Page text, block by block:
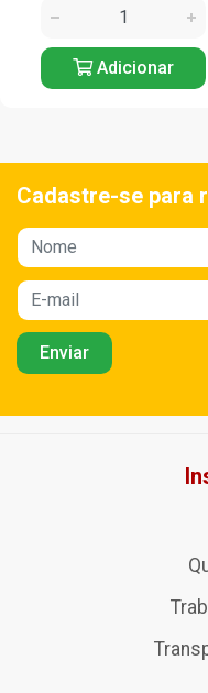
Adicionar
Cadastre-se para